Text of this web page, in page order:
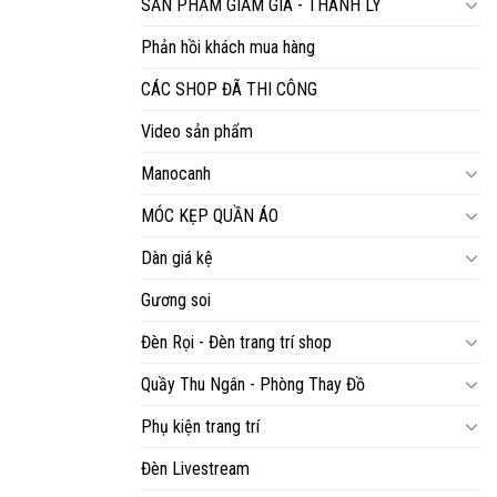
SẢN PHẨM GIẢM GIÁ - THANH LÝ
Phản hồi khách mua hàng
CÁC SHOP ĐÃ THI CÔNG
Video sản phẩm
Manocanh
MÓC KẸP QUẦN ÁO
Dàn giá kệ
Gương soi
Đèn Rọi - Đèn trang trí shop
Quầy Thu Ngân - Phòng Thay Đồ
Phụ kiện trang trí
Đèn Livestream